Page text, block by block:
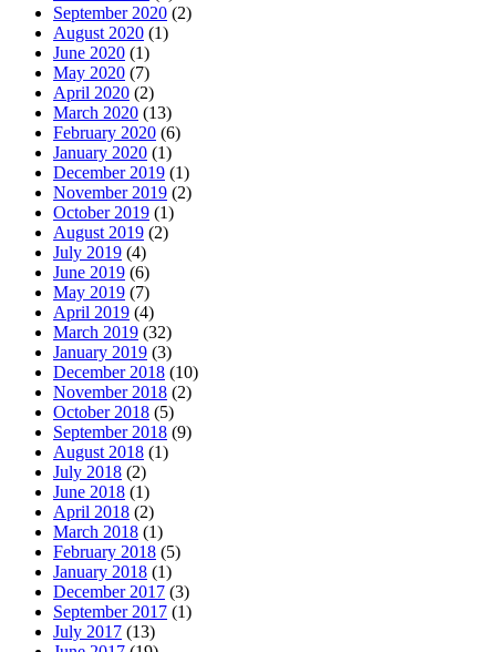
September 2020 (2)
August 2020 (1)
June 2020 (1)
May 2020 (7)
April 2020 (2)
March 2020 (13)
February 2020 (6)
January 2020 (1)
December 2019 (1)
November 2019 (2)
October 2019 (1)
August 2019 (2)
July 2019 (4)
June 2019 (6)
May 2019 (7)
April 2019 (4)
March 2019 (32)
January 2019 (3)
December 2018 (10)
November 2018 (2)
October 2018 (5)
September 2018 (9)
August 2018 (1)
July 2018 (2)
June 2018 (1)
April 2018 (2)
March 2018 (1)
February 2018 (5)
January 2018 (1)
December 2017 (3)
September 2017 (1)
July 2017 (13)